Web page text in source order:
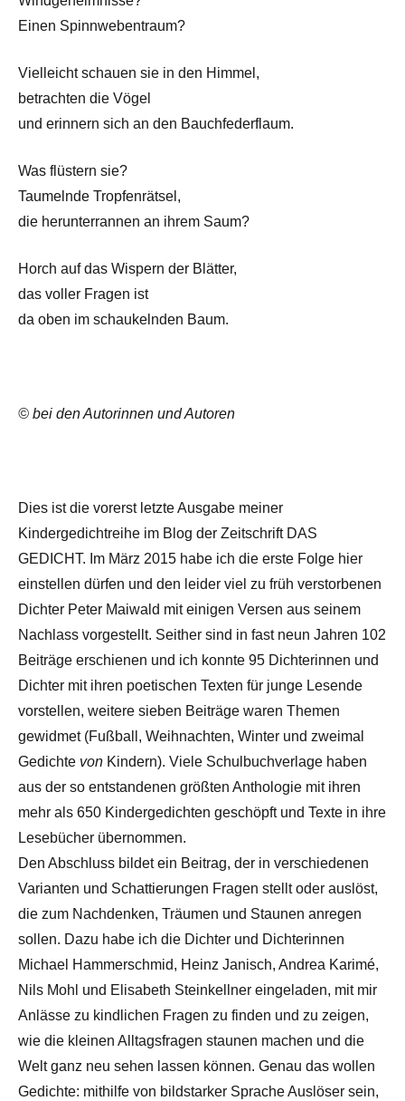
Einen Spinnwebentraum?
Vielleicht schauen sie in den Himmel,
betrachten die Vögel
und erinnern sich an den Bauchfederflaum.
Was flüstern sie?
Taumelnde Tropfenrätsel,
die herunterrannen an ihrem Saum?
Horch auf das Wispern der Blätter,
das voller Fragen ist
da oben im schaukelnden Baum.
© bei den Autorinnen und Autoren
Dies ist die vorerst letzte Ausgabe meiner
Kindergedichtreihe im Blog der Zeitschrift DAS
GEDICHT. Im März 2015 habe ich die erste Folge hier
einstellen dürfen und den leider viel zu früh verstorbenen
Dichter Peter Maiwald mit einigen Versen aus seinem
Nachlass vorgestellt. Seither sind in fast neun Jahren 102
Beiträge erschienen und ich konnte 95 Dichterinnen und
Dichter mit ihren poetischen Texten für junge Lesende
vorstellen, weitere sieben Beiträge waren Themen
gewidmet (Fußball, Weihnachten, Winter und zweimal
Gedichte von Kindern). Viele Schulbuchverlage haben
aus der so entstandenen größten Anthologie mit ihren
mehr als 650 Kindergedichten geschöpft und Texte in ihre
Lesebücher übernommen.
Den Abschluss bildet ein Beitrag, der in verschiedenen
Varianten und Schattierungen Fragen stellt oder auslöst,
die zum Nachdenken, Träumen und Staunen anregen
sollen. Dazu habe ich die Dichter und Dichterinnen
Michael Hammerschmid, Heinz Janisch, Andrea Karimé,
Nils Mohl und Elisabeth Steinkellner eingeladen, mit mir
Anlässe zu kindlichen Fragen zu finden und zu zeigen,
wie die kleinen Alltagsfragen staunen machen und die
Welt ganz neu sehen lassen können. Genau das wollen
Gedichte: mithilfe von bildstarker Sprache Auslöser sein,